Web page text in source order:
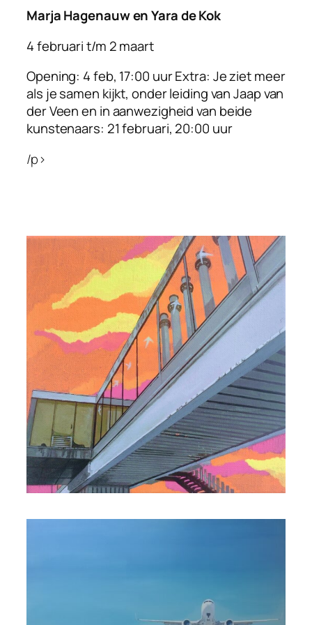
Marja Hagenauw en Yara de Kok
4 februari t/m 2 maart
Opening: 4 feb, 17:00 uur Extra: Je ziet meer
als je samen kijkt, onder leiding van Jaap van
der Veen en in aanwezigheid van beide
kunstenaars: 21 februari, 20:00 uur
/p>